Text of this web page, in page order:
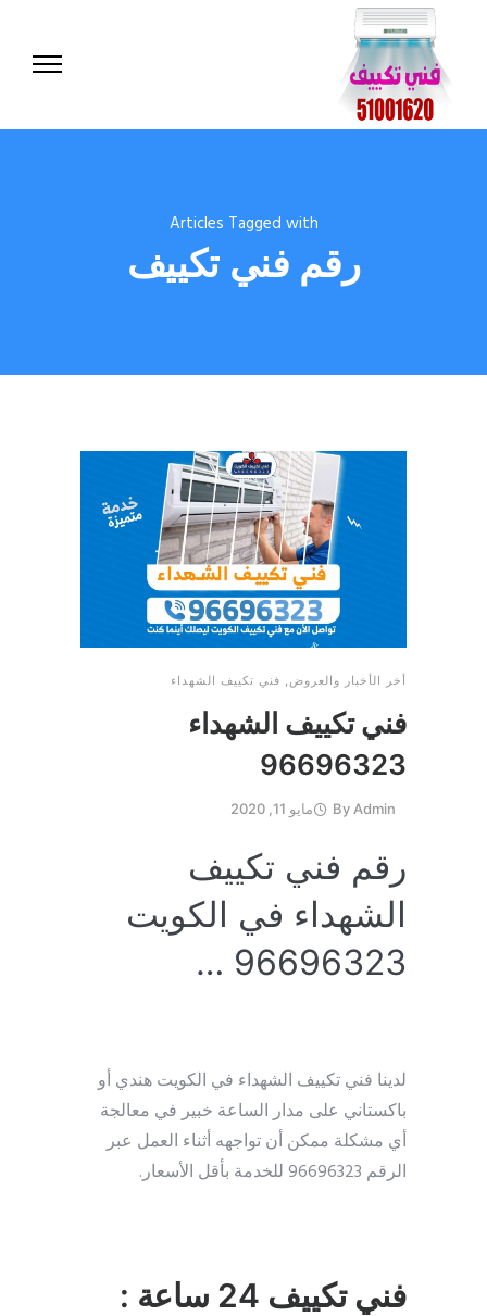
Articles Tagged with
رقم فني تكييف
أخر الأخبار والعروض فني تكييف الشهداء
فني تكييف الشهداء
96696323
By Admin مايو 11, 2020
رقم فني تكييف
الشهداء في الكويت
96696323 …
لدينا فني تكييف الشهداء في الكويت هندي أو
باكستاني على مدار الساعة خبير في معالجة
أي مشكلة ممكن أن تواجهه أثناء العمل عبر
الرقم 96696323 للخدمة بأقل الأسعار.
فني تكييف 24 ساعة :